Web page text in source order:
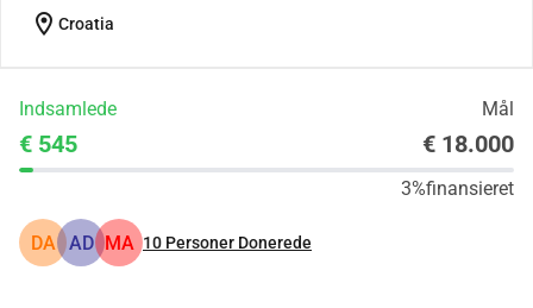
location_on Croatia
Indsamlede Mål
€ 545 € 18.000
3%finansieret
DA AD MA 10 Personer Donerede